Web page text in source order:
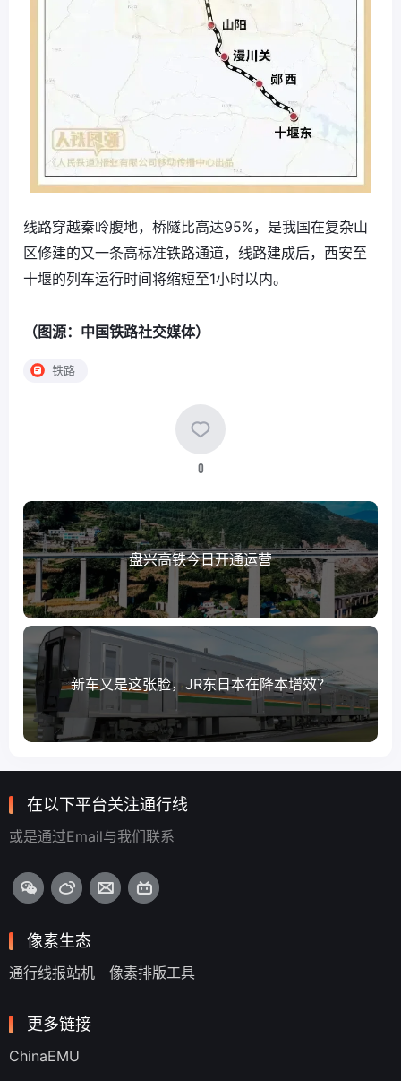
线路穿越秦岭腹地，桥隧比高达95%，是我国在复杂山
区修建的又一条高标准铁路通道，线路建成后，西安至
十堰的列车运行时间将缩短至1小时以内。
（图源：中国铁路社交媒体）
铁路
0
盘兴高铁今日开通运营
新车又是这张脸，JR东日本在降本增效？
在以下平台关注通行线
或是通过Email与我们联系
像素生态
通行线报站机 像素排版工具
更多链接
ChinaEMU